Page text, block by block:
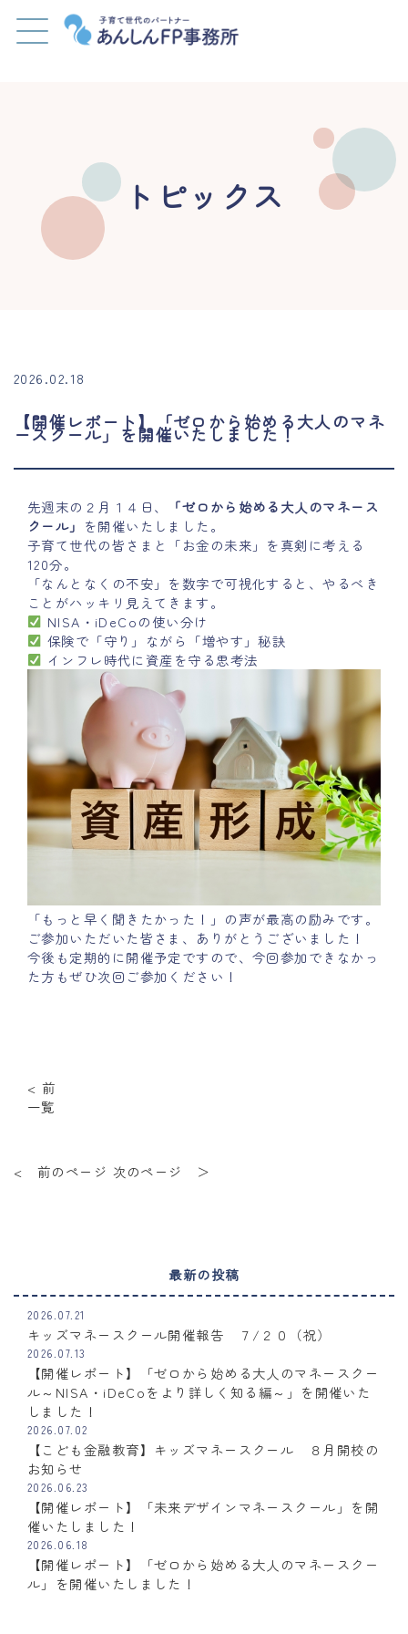
トピックス
2026.02.18
【開催レポート】「ゼロから始める大人のマネ
ースクール」を開催いたしました！
先週末の２月１４日、
「ゼロから始める大人のマネース
クール」 を開催いたしました。
子育て世代の皆さまと「お金の未来」を真剣に考える
120分。
「なんとなくの不安」を数字で可視化すると、やるべき
ことがハッキリ見えてきます。
NISA・iDeCoの使い分け
保険で「守り」ながら「増やす」秘訣
インフレ時代に資産を守る思考法
「もっと早く聞きたかった！」の声が最高の励みです。
ご参加いただいた皆さま、ありがとうございました！
今後も定期的に開催予定ですので、今回参加できなかっ
た方もぜひ次回ご参加ください！
< 前
一覧
< 前のページ 次のページ ＞
最新の投稿
2026.07.21
キッズマネースクール開催報告 ７/２０（祝）
2026.07.13
【開催レポート】「ゼロから始める大人のマネースクー
ル～NISA・iDeCoをより詳しく知る編～」を開催いた
しました！
2026.07.02
【こども金融教育】キッズマネースクール ８月開校の
お知らせ
2026.06.23
【開催レポート】「未来デザインマネースクール」を開
催いたしました！
2026.06.18
【開催レポート】「ゼロから始める大人のマネースクー
ル」を開催いたしました！